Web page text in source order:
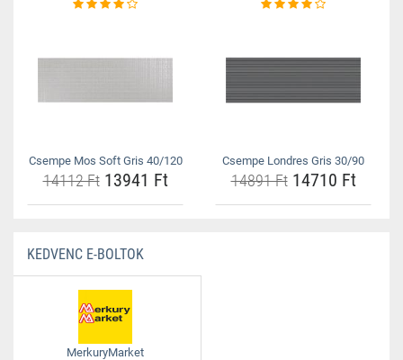
Csempe Mos Soft Gris 40/120
14112 Ft13941 Ft
Csempe Londres Gris 30/90
14891 Ft14710 Ft
KEDVENC E-BOLTOK
MerkuryMarket